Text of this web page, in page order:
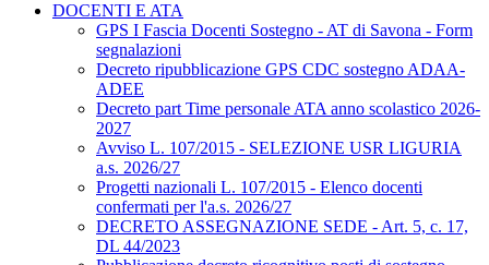
DOCENTI E ATA
GPS I Fascia Docenti Sostegno - AT di Savona - Form
segnalazioni
Decreto ripubblicazione GPS CDC sostegno ADAA-
ADEE
Decreto part Time personale ATA anno scolastico 2026-
2027
Avviso L. 107/2015 - SELEZIONE USR LIGURIA
a.s. 2026/27
Progetti nazionali L. 107/2015 - Elenco docenti
confermati per l'a.s. 2026/27
DECRETO ASSEGNAZIONE SEDE - Art. 5, c. 17,
DL 44/2023